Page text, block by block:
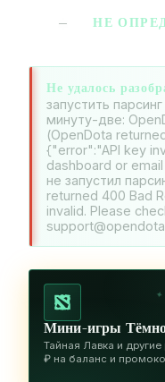
— НЕ
Не удалось
запустить
минуту-две:
(OpenDota
{"error":"API key
dashboard or
не запустил
returned 400 Bad
invalid. Please
✦
Мини-игры
Тайная Лавка и
₽ на баланс и